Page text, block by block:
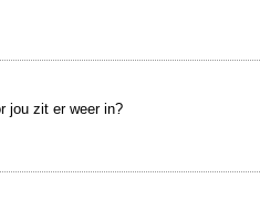
jou zit er weer in?